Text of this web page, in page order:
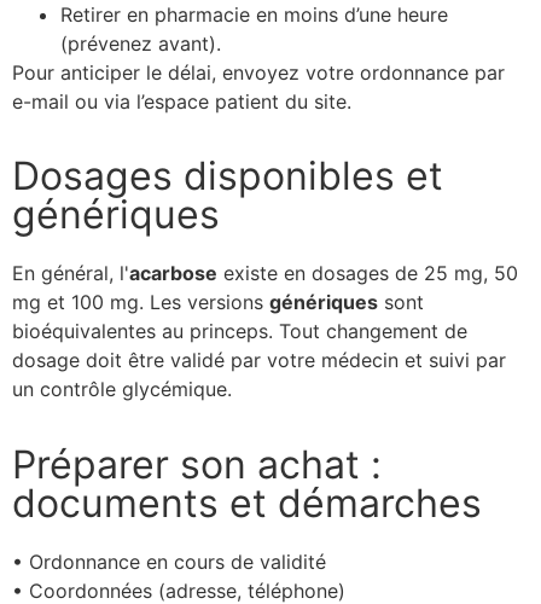
Retirer en pharmacie en moins d’une heure
(prévenez avant).
Pour anticiper le délai, envoyez votre ordonnance par
e-mail ou via l’espace patient du site.
Dosages disponibles et
génériques
En général, l'acarbose existe en dosages de 25 mg, 50
mg et 100 mg. Les versions génériques sont
bioéquivalentes au princeps. Tout changement de
dosage doit être validé par votre médecin et suivi par
un contrôle glycémique.
Préparer son achat :
documents et démarches
• Ordonnance en cours de validité
• Coordonnées (adresse, téléphone)